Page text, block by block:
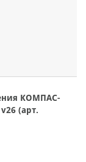
КОМПАС-
(арт.